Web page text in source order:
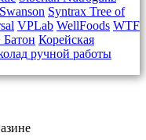
Swanson Syntrax Tree of
VPLab WellFoods WTF
Батон Корейская
ручной работы